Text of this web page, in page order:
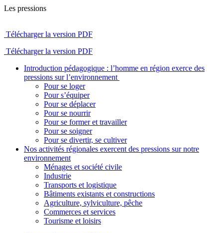
Les pressions
Télécharger la version PDF
Télécharger la version PDF
Introduction pédagogique : l’homme en région exerce des
pressions sur l’environnement
Pour se loger
Pour s’équiper
Pour se déplacer
Pour se nourrir
Pour se former et travailler
Pour se soigner
Pour se divertir, se cultiver
Nos activités régionales exercent des pressions sur notre
environnement
Ménages et société civile
Industrie
Transports et logistique
Bâtiments existants et constructions
Agriculture, sylviculture, pêche
Commerces et services
Tourisme et loisirs